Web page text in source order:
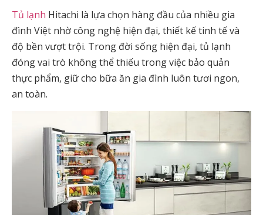
Tủ lạnh Hitachi là lựa chọn hàng đầu của nhiều gia
đình Việt nhờ công nghệ hiện đại, thiết kế tinh tế và
độ bền vượt trội. Trong đời sống hiện đại, tủ lạnh
đóng vai trò không thể thiếu trong việc bảo quản
thực phẩm, giữ cho bữa ăn gia đình luôn tươi ngon,
an toàn.